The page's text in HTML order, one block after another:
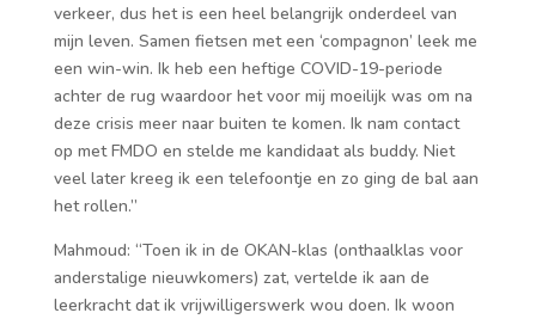
verkeer, dus het is een heel belangrijk onderdeel van
mijn leven. Samen fietsen met een ‘compagnon’ leek me
een win-win. Ik heb een heftige COVID-19-periode
achter de rug waardoor het voor mij moeilijk was om na
deze crisis meer naar buiten te komen. Ik nam contact
op met FMDO en stelde me kandidaat als buddy. Niet
veel later kreeg ik een telefoontje en zo ging de bal aan
het rollen.”
Mahmoud: “Toen ik in de OKAN-klas (onthaalklas voor
anderstalige nieuwkomers) zat, vertelde ik aan de
leerkracht dat ik vrijwilligerswerk wou doen. Ik woon